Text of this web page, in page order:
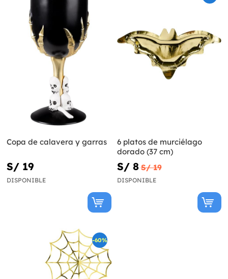
Copa de calavera y garras
S/ 19
DISPONIBLE
6 platos de murciélago
dorado (37 cm)
S/ 8 S/ 19
DISPONIBLE
-60%